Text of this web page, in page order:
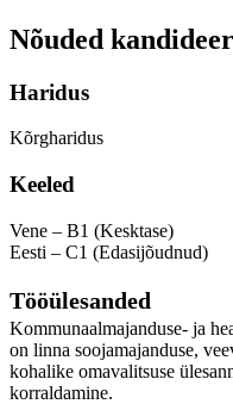
Nõuded
Haridus
Kõrgharidus
Keeled
Vene – B1 (Kesktase)
Eesti – C1 (Edasijõudnud)
Tööülesanded
Kommunaalmajanduse- ja
on linna soojamajanduse,
kohalike omavalitsuse
korraldamine.